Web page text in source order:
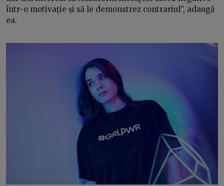
într-o motivație și să le demonstrez contrariul”, adaugă
ea.